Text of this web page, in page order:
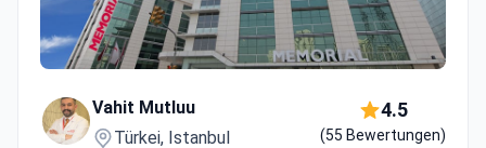
Vahit Mutluu
Türkei, Istanbul
4.5
(55 Bewertungen)